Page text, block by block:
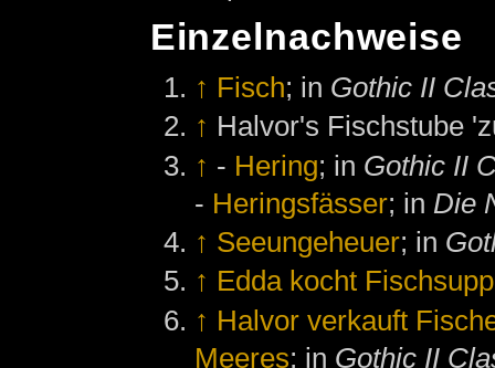
Einzelnachweise
↑ Fisch; in Gothic II
↑ Halvor's Fischstube
↑ - Hering; in Gothic II
- Heringsfässer; in Die
↑ Seeungeheuer; in
↑ Edda kocht
↑ Halvor verkauft
Meeres; in Gothic II